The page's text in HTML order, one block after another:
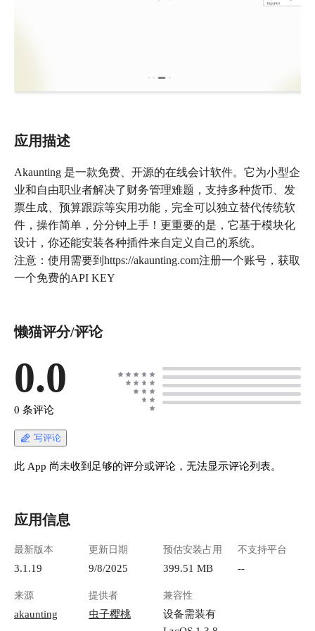
应用描述
Akaunting 是一款免费、开源的在线会计软件。它为小型企
业和自由职业者解决了财务管理难题，支持多种货币、发
票生成、预算跟踪等实用功能，完全可以独立替代传统软
件，操作简单，分分钟上手！更重要的是，它基于模块化
设计，你还能安装各种插件来自定义自己的系统。
注意：使用需要到https://akaunting.com注册一个账号，获取
一个免费的API KEY
懒猫评分/评论
0.0
0 条评论
写评论
此 App 尚未收到足够的评分或评论，无法显示评论列表。
应用信息
最新版本
3.1.19
更新日期
9/8/2025
预估安装占用
399.51 MB
不支持平台
--
来源
akaunting
提供者
虫子樱桃
兼容性
设备需装有